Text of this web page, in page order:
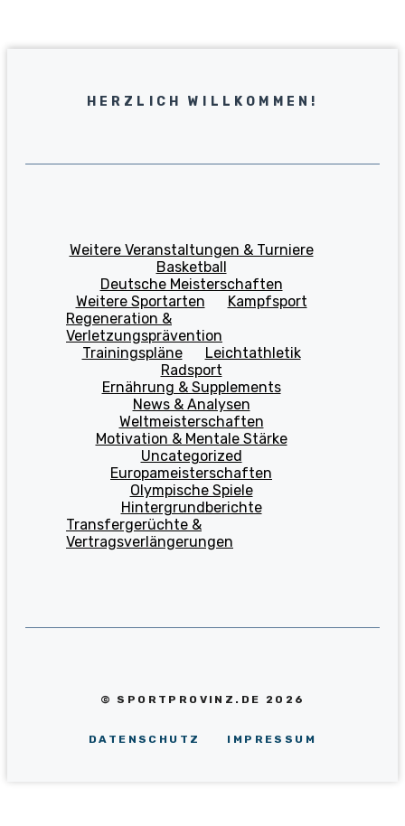
HERZLICH WILLKOMMEN!
Weitere Veranstaltungen & Turniere
Basketball
Deutsche Meisterschaften
Weitere Sportarten
Kampfsport
Regeneration &
Verletzungsprävention
Trainingspläne
Leichtathletik
Radsport
Ernährung & Supplements
News & Analysen
Weltmeisterschaften
Motivation & Mentale Stärke
Uncategorized
Europameisterschaften
Olympische Spiele
Hintergrundberichte
Transfergerüchte &
Vertragsverlängerungen
© SPORTPROVINZ.DE 2026
DATENSCHUTZ IMPRESSUM